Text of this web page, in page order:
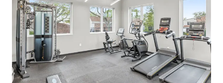
Townhome product with single-family feel
in an A+ public school district
Ideal unit mix with expansive floor plans
(1,172 avg SF)
Rare central A/C and heat for vintage
In-demand amenities highlighted by resort-
style pool, massive sun deck, fully equipped